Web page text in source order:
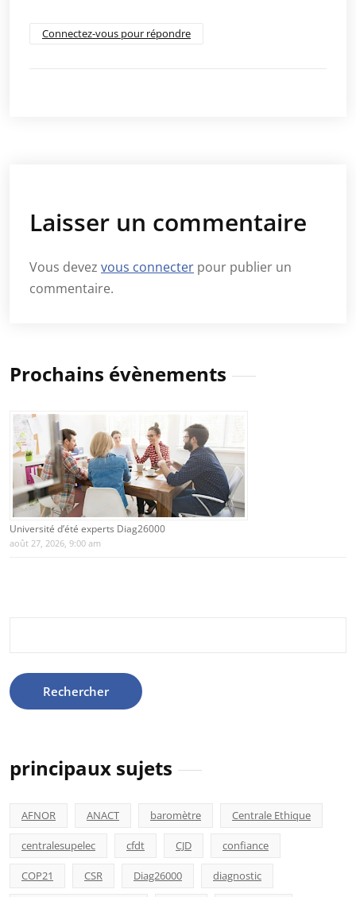
Connectez-vous pour répondre
Laisser un commentaire
Vous devez vous connecter pour publier un
commentaire.
Prochains évènements
Université d’été experts Diag26000
août 27, 2026, 9:00 am
principaux sujets
AFNOR ANACT baromètre Centrale Ethique
centralesupelec cfdt CJD confiance
COP21 CSR Diag26000 diagnostic